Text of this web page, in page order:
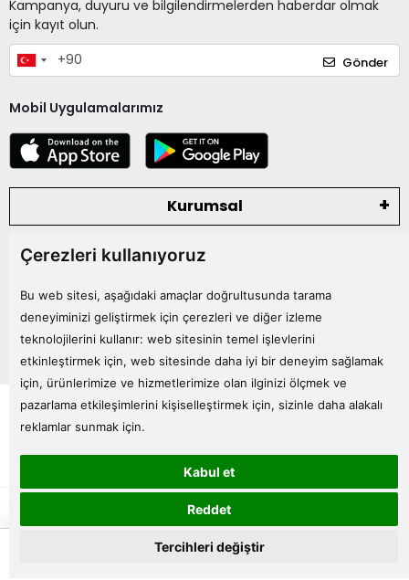
Çerezleri kullanıyoruz
Bu web sitesi, aşağıdaki amaçlar doğrultusunda tarama
deneyiminizi geliştirmek için çerezleri ve diğer izleme
teknolojilerini kullanır: web sitesinin temel işlevlerini
etkinleştirmek için, web sitesinde daha iyi bir deneyim sağlamak
için, ürünlerimize ve hizmetlerimize olan ilginizi ölçmek ve
pazarlama etkileşimlerini kişiselleştirmek için, sizinle daha alakalı
reklamlar sunmak için.
Kabul et
Reddet
Tercihleri değiştir
Kampanya, duyuru ve bilgilendirmelerden haberdar olmak
için kayıt olun.
Gönder
Mobil Uygulamalarımız
Kurumsal
Kategoriler
Bize Ulaşın
Tüm bilgileriniz 256bit SSL Sertifikası ile korunmaktadır.
© 2024
0
superKET E-ticaret ve Pazaryeri Entegrasyon Çözümleri